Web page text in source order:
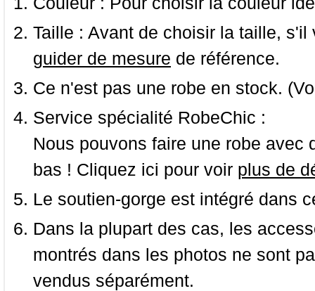
Taille : Avant de choisir la taille,
guider de mesure de référence.
Ce n'est pas une robe en stock.
Service spécialité RobeChic :
Nous pouvons faire une robe
bas ! Cliquez ici pour voir plus de
Le soutien-gorge est intégré dans
Dans la plupart des cas, les
montrés dans les photos ne sont
vendus séparément.